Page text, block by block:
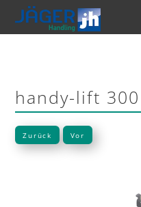
handy-lift
Zurück Vor